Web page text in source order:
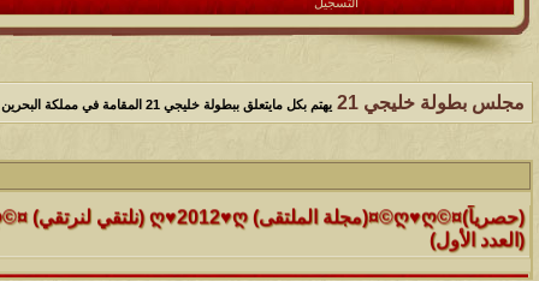
مجلس بطولة خليجي 21 يهتم بكل مايتعلق ببطولة خليجي 21 المقامة في مملكة البحرين 2013
الموضوع
(العدد الأول)
الموضوع